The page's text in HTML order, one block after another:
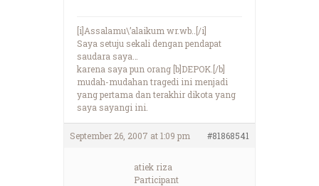
[i]Assalamu\’alaikum wr.wb..[/i]
Saya setuju sekali dengan pendapat
saudara saya…
karena saya pun orang [b]DEPOK.[/b]
mudah-mudahan tragedi ini menjadi
yang pertama dan terakhir dikota yang
saya sayangi ini.
September 26, 2007 at 1:09 pm #81868541
atiek riza
Participant